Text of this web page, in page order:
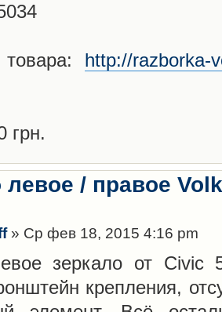
http://
грн.
левое / правое
» Ср фев 18, 2015 4:16 pm
зеркало от Civic
крепления,